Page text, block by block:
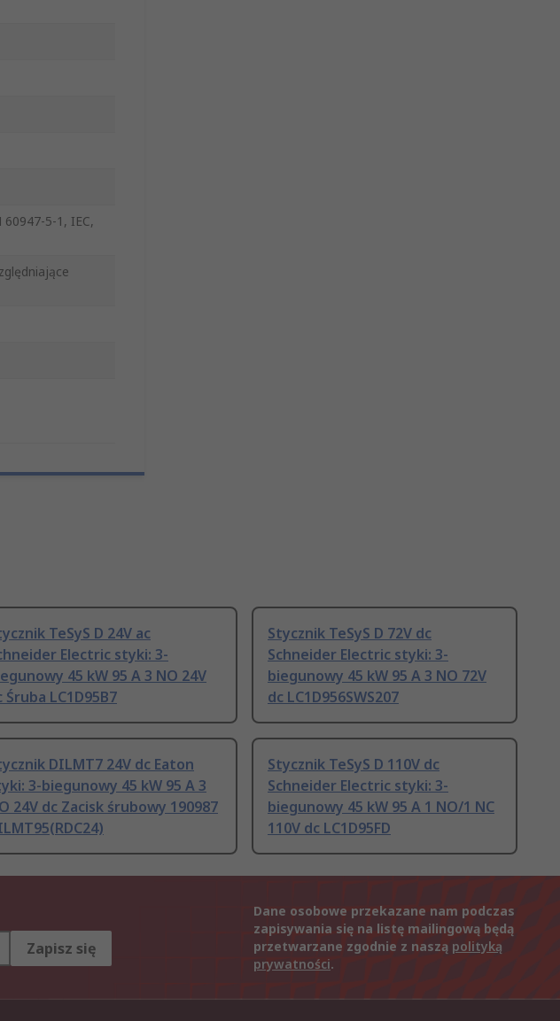
60947-5-1, IEC,
TeSyS D 24V ac
Electric styki: 3-
45 kW 95 A 3 NO 24V
Śruba LC1D95B7
Stycznik TeSyS D 72V dc
Schneider Electric styki: 3-
biegunowy 45 kW 95 A 3 NO 72V
dc LC1D956SWS207
DILMT7 24V dc Eaton
3-biegunowy 45 kW 95 A 3
24V dc Zacisk śrubowy 190987
Stycznik TeSyS D 110V dc
Schneider Electric styki: 3-
biegunowy 45 kW 95 A 1 NO/1 NC
110V dc LC1D95FD
Zapisz się
Dane osobowe przekazane nam podczas
zapisywania się na listę mailingową będą
przetwarzane zgodnie z naszą polityką
prywatności.